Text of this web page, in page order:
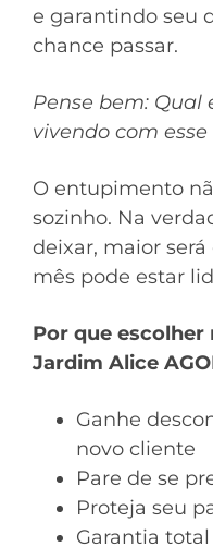
e garantindo seu
chance passar.
Pense bem: Qual
vivendo com
O entupimento
sozinho. Na
deixar, maior
mês pode estar
Por que escolher
Jardim Alice
Ganhe
novo cliente
Pare de se
Proteja seu
Garantia total